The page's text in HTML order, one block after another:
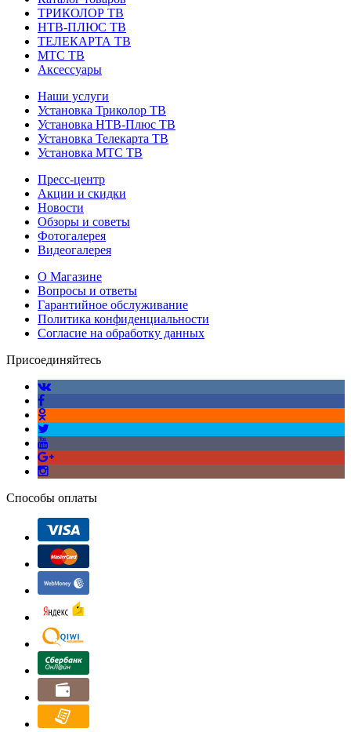
ТРИКОЛОР ТВ
НТВ-ПЛЮС ТВ
ТЕЛЕКАРТА ТВ
МТС ТВ
Аксессуары
Наши услуги
Установка Триколор ТВ
Установка НТВ-Плюс ТВ
Установка Телекарта ТВ
Установка МТС ТВ
Пресс-центр
Акции и скидки
Новости
Обзоры и советы
Фотогалерея
Видеогалерея
О Магазине
Вопросы и ответы
Гарантийное обслуживание
Политика конфиденциальности
Согласие на обработку данных
Присоединяйтесь
Способы оплаты